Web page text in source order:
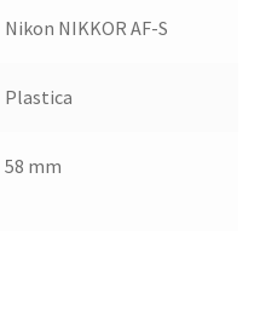
Nikon NIKKOR AF-S
Plastica
58 mm